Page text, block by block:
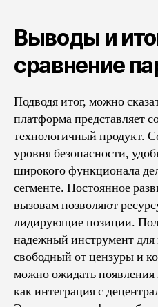
Выводы и
сравнение
Подводя итог, можно
платформа представляет
технологичный продукт.
уровня безопасности,
широкого функционала
сегменте. Постоянное
вызовам позволяют
лидирующие позиции.
надежный инструмент для
свободный от цензуры и
можно ожидать
как интеграция с